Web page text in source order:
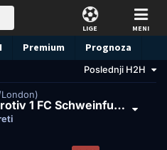
LIGE MENI
Premium Prognoza
Poslednji H2H
TSG 1899 Hoffenheim II protiv 1 FC Schweinfurt 1905